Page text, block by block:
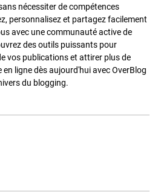
nécessiter de compétences
personnalisez et partagez facilement
avec une communauté active de
des outils puissants pour
vos publications et attirer plus de
ligne dès aujourd'hui avec OverBlog
du blogging.